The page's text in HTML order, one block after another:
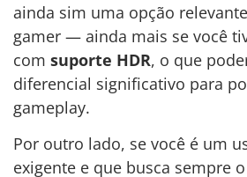
ainda sim uma opção
gamer — ainda mais se você
com suporte HDR, o que
diferencial significativo para
gameplay.
Por outro lado, se você é um
exigente e que busca sempre